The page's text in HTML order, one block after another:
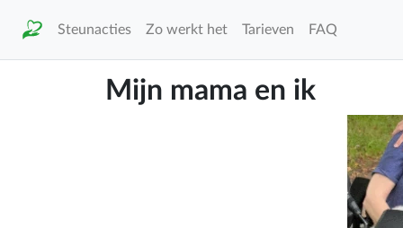
Steunacties Zo werkt het Tarieven FAQ
Mijn mama en ik